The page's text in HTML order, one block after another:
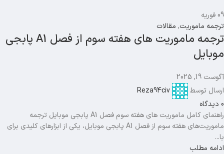
09فوریه
ترجمه ماموریت, مقالات
ترجمه ماموریت های هفته سوم از فصل A1 پابجی
موبایل
آگوست 19, 2025
ارسال توسط
Reza94civ
0 دیدگاه
راهنمای کامل ماموریت های هفته سوم فصل A1 پابجی موبایل ترجمه
ماموریت‌های هفته سوم از فصل A1 پابجی موبایل، یکی از ابزارهای کلیدی برای
با...
ادامه مطلب